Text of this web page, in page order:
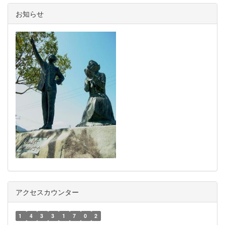
お知らせ
アクセスカウンター
1 4 3 3 1 7 0 2